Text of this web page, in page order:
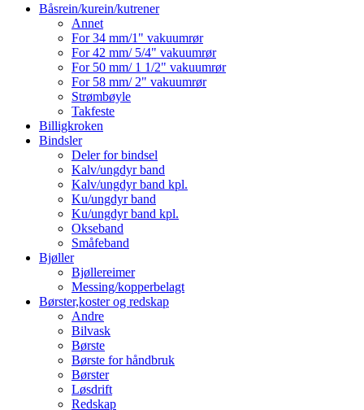
Båsrein/kurein/kutrener
Annet
For 34 mm/1" vakuumrør
For 42 mm/ 5/4" vakuumrør
For 50 mm/ 1 1/2" vakuumrør
For 58 mm/ 2" vakuumrør
Strømbøyle
Takfeste
Billigkroken
Bindsler
Deler for bindsel
Kalv/ungdyr band
Kalv/ungdyr band kpl.
Ku/ungdyr band
Ku/ungdyr band kpl.
Okseband
Småfeband
Bjøller
Bjøllereimer
Messing/kopperbelagt
Børster,koster og redskap
Andre
Bilvask
Børste
Børste for håndbruk
Børster
Løsdrift
Redskap